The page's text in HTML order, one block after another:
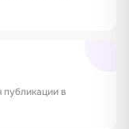
публикации в